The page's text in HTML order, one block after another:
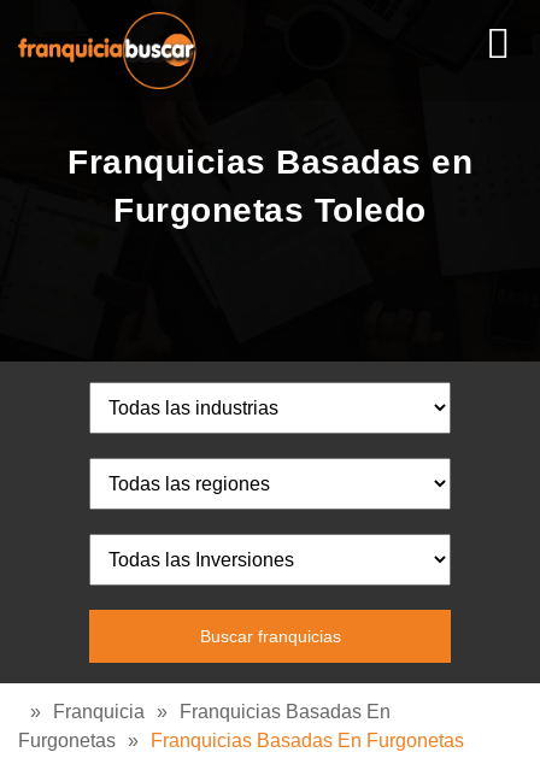
Franquicias Basadas en
Furgonetas Toledo
» Franquicia »
Franquicias Basadas En
Furgonetas »
Franquicias Basadas En Furgonetas